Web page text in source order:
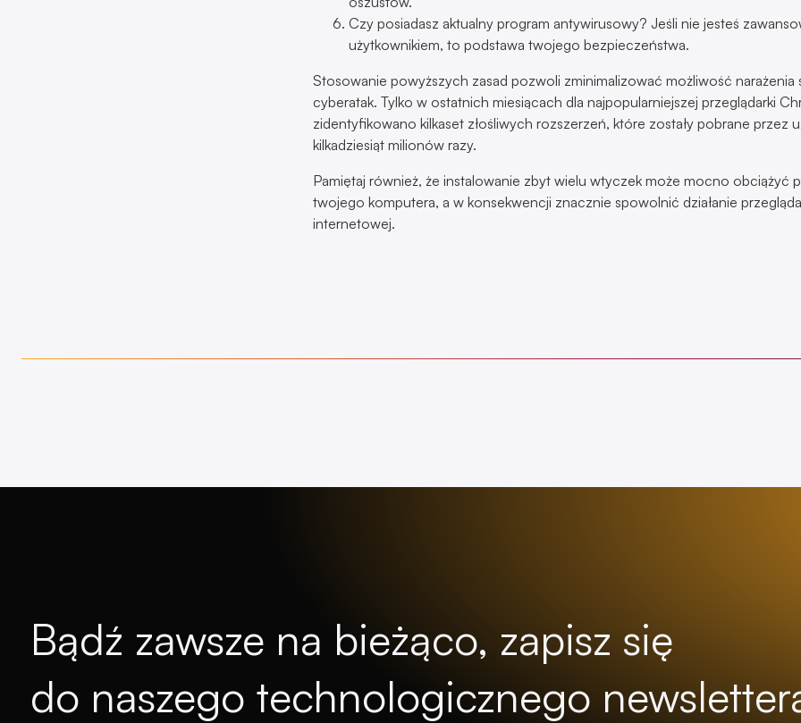
Czy posiadasz aktualny program antywirusowy? Jeśli nie jesteś
użytkownikiem, to podstawa twojego bezpieczeństwa.
Stosowanie powyższych zasad pozwoli zminimalizować możliwość narażenia
cyberatak. Tylko w ostatnich miesiącach dla najpopularniejszej przeglądarki
zidentyfikowano kilkaset złośliwych rozszerzeń, które zostały pobrane przez
kilkadziesiąt milionów razy.
Pamiętaj również, że instalowanie zbyt wielu wtyczek może mocno obciążyć
twojego komputera, a w konsekwencji znacznie spowolnić działanie
internetowej.
Bądź zawsze na bieżąco, zapisz się
do naszego technologicznego